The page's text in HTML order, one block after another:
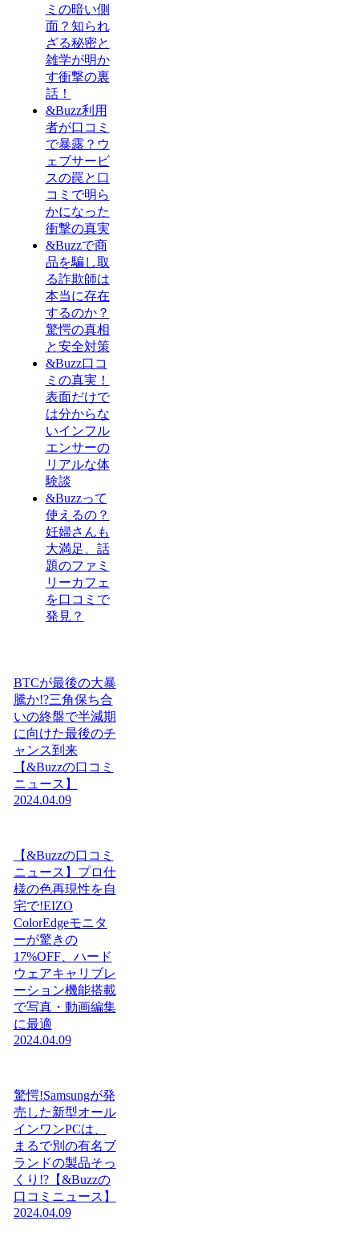
ミの暗い側
面？知られ
ざる秘密と
雑学が明か
す衝撃の裏
話！
&Buzz利用
者が口コミ
で暴露？ウ
ェブサービ
スの罠と口
コミで明ら
かになった
衝撃の真実
&Buzzで商
品を騙し取
る詐欺師は
本当に存在
するのか？
驚愕の真相
と安全対策
&Buzz口コ
ミの真実！
表面だけで
は分からな
いインフル
エンサーの
リアルな体
験談
&Buzzって
使えるの？
妊婦さんも
大満足、話
題のファミ
リーカフェ
を口コミで
発見？
BTCが最後の大暴
騰か!?三角保ち合
いの終盤で半減期
に向けた最後のチ
ャンス到来
【&Buzzの口コミ
ニュース】
2024.04.09
【&Buzzの口コミ
ニュース】プロ仕
様の色再現性を自
宅で!EIZO
ColorEdgeモニタ
ーが驚きの
17%OFF、ハード
ウェアキャリブレ
ーション機能搭載
で写真・動画編集
に最適
2024.04.09
驚愕!Samsungが発
売した新型オール
インワンPCは、
まるで別の有名ブ
ランドの製品そっ
くり!?【&Buzzの
口コミニュース】
2024.04.09